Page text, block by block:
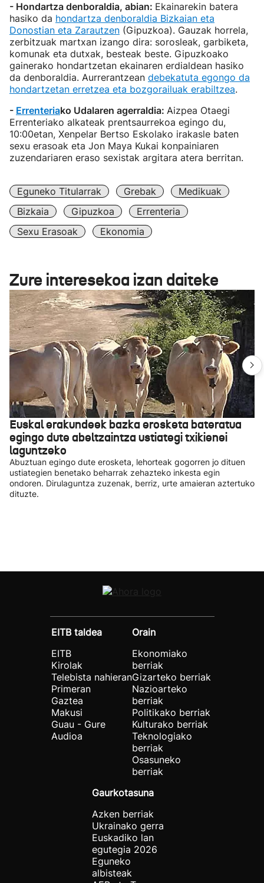
- Hondartza denboraldia, abian: Ekainarekin batera
hasiko da hondartza denboraldia Bizkaian eta
Donostian eta Zarautzen (Gipuzkoa). Gauzak horrela,
zerbitzuak martxan izango dira: sorosleak, garbiketa,
komunak eta dutxak, besteak beste. Gipuzkoako
gainerako hondartzetan ekainaren erdialdean hasiko
da denboraldia. Aurrerantzean debekatuta egongo da
hondartzetan erretzea eta bozgorailuak erabiltzea.
- Errenteriako Udalaren agerraldia: Aizpea Otaegi
Errenteriako alkateak prentsaurrekoa egingo du,
10:00etan, Xenpelar Bertso Eskolako irakasle baten
sexu erasoak eta Jon Maya Kukai konpainiaren
zuzendariaren eraso sexistak argitara atera berritan.
Eguneko Titularrak Grebak
Medikuak
Bizkaia
Gipuzkoa
Errenteria
Sexu Erasoak
Ekonomia
Zure interesekoa izan daiteke
Euskal erakundeek bazka erosketa bateratua
egingo dute abeltzaintza ustiategi txikienei
laguntzeko
Abuztuan egingo dute erosketa, lehorteak gogorren jo dituen
ustiategien benetako beharrak zehazteko inkesta egin
ondoren. Dirulaguntza zuzenak, berriz, urte amaieran aztertuko
dituzte.
EITB taldea
EITB
Kirolak
Telebista nahieran
Primeran
Gaztea
Makusi
Guau - Gure
Audioa
Orain
Ekonomiako
berriak
Gizarteko berriak
Nazioarteko
berriak
Politikako berriak
Kulturako berriak
Teknologiako
berriak
Osasuneko
berriak
Gaurkotasuna
Azken berriak
Ukrainako gerra
Euskadiko lan
egutegia 2026
Eguneko
albisteak